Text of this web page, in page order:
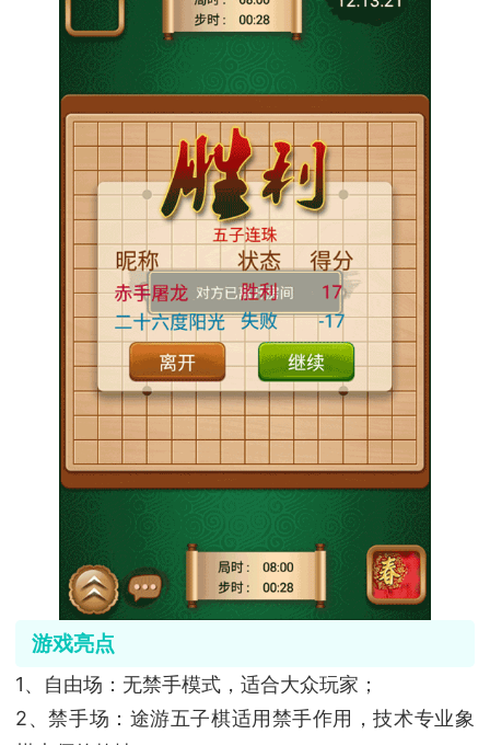
游戏亮点
1、自由场：无禁手模式，适合大众玩家；
2、禁手场：途游五子棋适用禁手作用，技术专业象